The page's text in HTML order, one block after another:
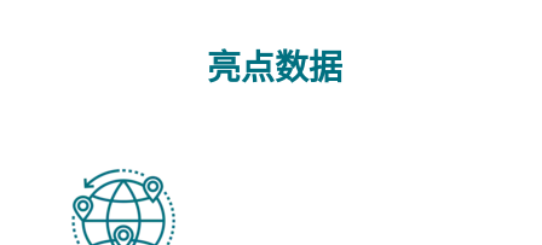
亮点数据